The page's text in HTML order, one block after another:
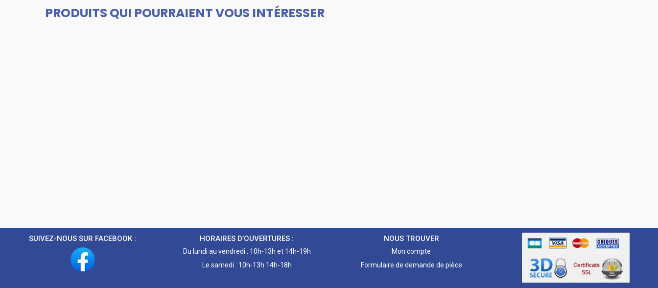
PRODUITS QUI POURRAIENT VOUS INTÉRESSER
SUIVEZ-NOUS SUR FACEBOOK : HORAIRES D’OUVERTURES :
Du lundi au vendredi : 10h-13h et 14h-19h
Le samedi : 10h-13h 14h-18h
NOUS TROUVER
Mon compte
Formulaire de demande de pièce